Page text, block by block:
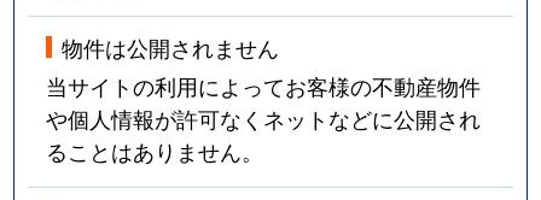
物件は公開されません
当サイトの利用によってお客様の不動産物件
や個人情報が許可なくネットなどに公開され
ることはありません。